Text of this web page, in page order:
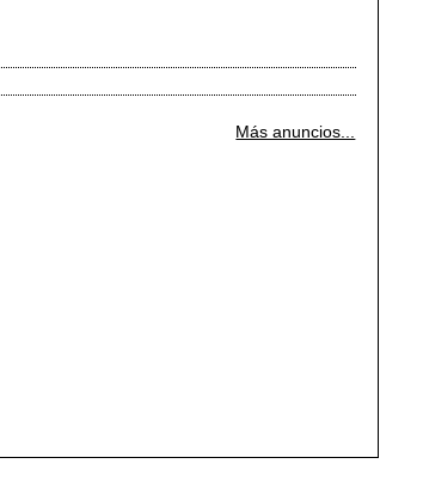
Más anuncios...